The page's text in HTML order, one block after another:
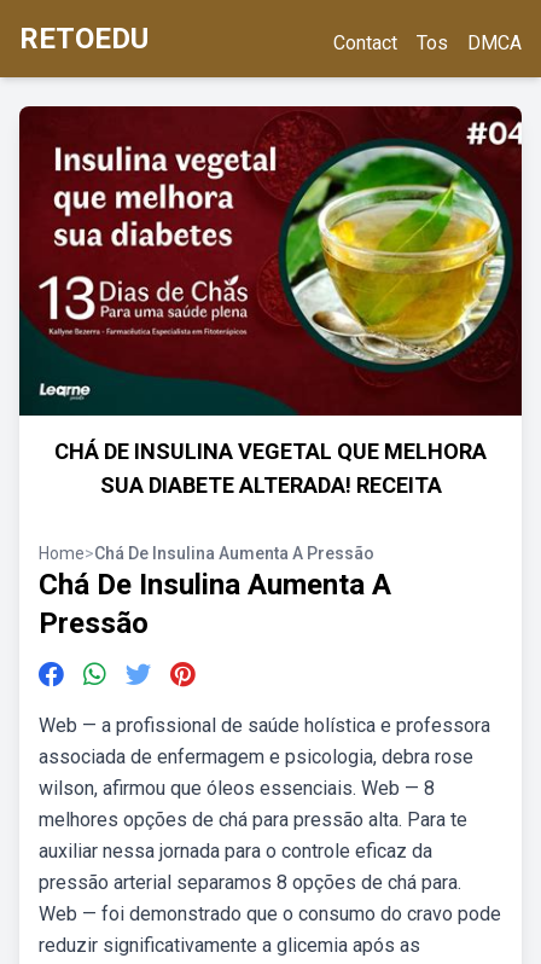
RETOEDU Contact Tos DMCA
CHÁ DE INSULINA VEGETAL QUE MELHORA
SUA DIABETE ALTERADA! RECEITA
Home>Chá De Insulina Aumenta A Pressão
Chá De Insulina Aumenta A
Pressão
Web — a profissional de saúde holística e professora
associada de enfermagem e psicologia, debra rose
wilson, afirmou que óleos essenciais. Web — 8
melhores opções de chá para pressão alta. Para te
auxiliar nessa jornada para o controle eficaz da
pressão arterial separamos 8 opções de chá para.
Web — foi demonstrado que o consumo do cravo pode
reduzir significativamente a glicemia após as